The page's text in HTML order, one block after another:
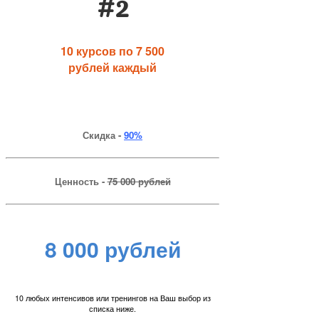
#2
10 курсов по 7 500
рублей каждый
Скидка - 90%
Ценность -75 000 рублей
8 000 рублей
10 любых интенсивов или тренингов на Ваш выбор из
списка ниже.